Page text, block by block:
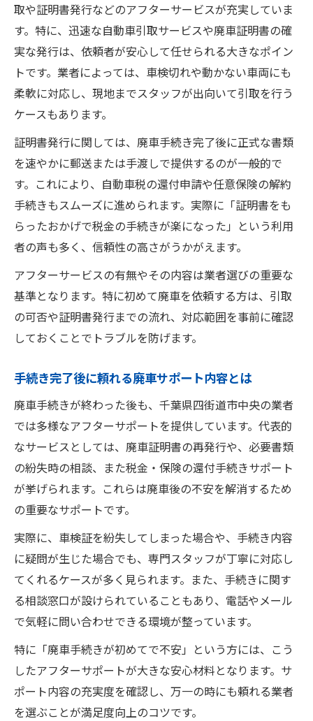
取や証明書発行などのアフターサービスが充実していま
す。特に、迅速な自動車引取サービスや廃車証明書の確
実な発行は、依頼者が安心して任せられる大きなポイン
トです。業者によっては、車検切れや動かない車両にも
柔軟に対応し、現地までスタッフが出向いて引取を行う
ケースもあります。
証明書発行に関しては、廃車手続き完了後に正式な書類
を速やかに郵送または手渡しで提供するのが一般的で
す。これにより、自動車税の還付申請や任意保険の解約
手続きもスムーズに進められます。実際に「証明書をも
らったおかげで税金の手続きが楽になった」という利用
者の声も多く、信頼性の高さがうかがえます。
アフターサービスの有無やその内容は業者選びの重要な
基準となります。特に初めて廃車を依頼する方は、引取
の可否や証明書発行までの流れ、対応範囲を事前に確認
しておくことでトラブルを防げます。
手続き完了後に頼れる廃車サポート内容とは
廃車手続きが終わった後も、千葉県四街道市中央の業者
では多様なアフターサポートを提供しています。代表的
なサービスとしては、廃車証明書の再発行や、必要書類
の紛失時の相談、また税金・保険の還付手続きサポート
が挙げられます。これらは廃車後の不安を解消するため
の重要なサポートです。
実際に、車検証を紛失してしまった場合や、手続き内容
に疑問が生じた場合でも、専門スタッフが丁寧に対応し
てくれるケースが多く見られます。また、手続きに関す
る相談窓口が設けられていることもあり、電話やメール
で気軽に問い合わせできる環境が整っています。
特に「廃車手続きが初めてで不安」という方には、こう
したアフターサポートが大きな安心材料となります。サ
ポート内容の充実度を確認し、万一の時にも頼れる業者
を選ぶことが満足度向上のコツです。